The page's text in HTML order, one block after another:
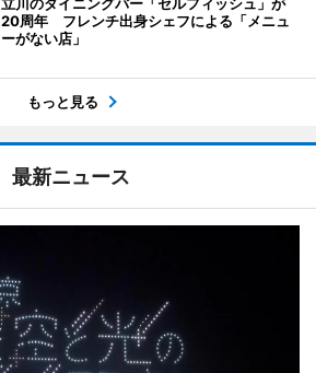
立川のダイニングバー「セルフィッシュ」が
20周年 フレンチ出身シェフによる「メニュ
ーがない店」
もっと見る
最新ニュース